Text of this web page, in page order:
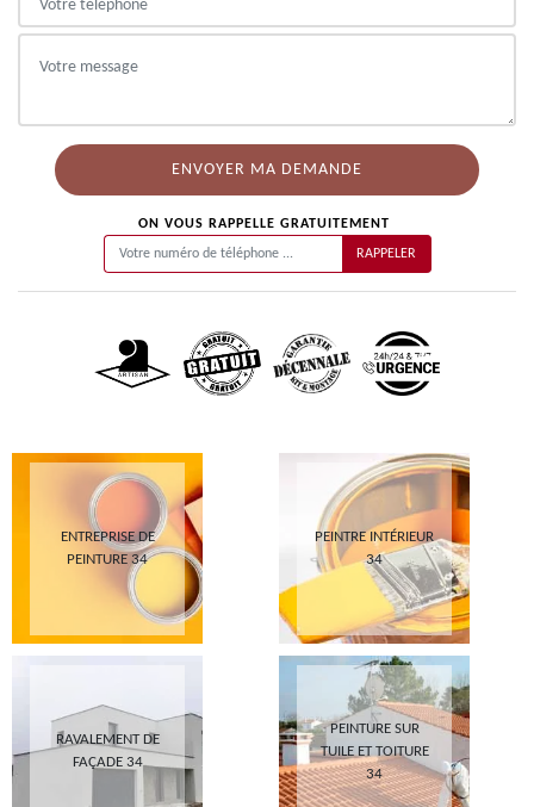
ON VOUS RAPPELLE GRATUITEMENT
ENTREPRISE DE
PEINTURE 34
PEINTRE INTÉRIEUR
34
RAVALEMENT DE
FAÇADE 34
PEINTURE SUR
TUILE ET TOITURE
34